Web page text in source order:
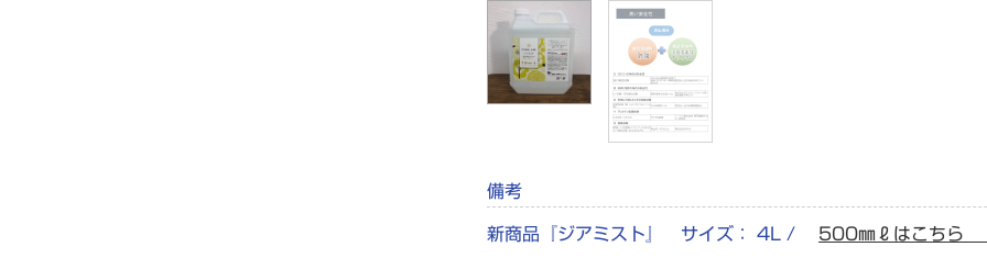
備考
新商品『ジアミスト』 サイズ： 4L / 500㎜ℓはこちら